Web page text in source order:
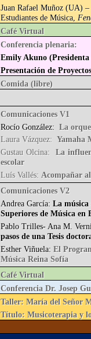
Juan Rafael Muñoz (UA)
Estudiantes de Música,
Café Virtual
Conferencia plenaria:
Emily Akuno (Presidenta
Presentación de
Comida (libre)
Comunicaciones V1
Rocío González:
La
Laura Vázquez:
Yamaha
Gustau Olcina:
La
escolar
Luís Vallés:Acompañar
Comunicaciones V2
Andrea García:La música
Superiores de Música en
Pablo Trilles- Ana M.
pasos de una Tesis
Esther Viñuela: El
Música Reina Sofía
Café Virtual
Conferencia Dr. Josep
Taller: María del Señor
Título: Musicoterapia y